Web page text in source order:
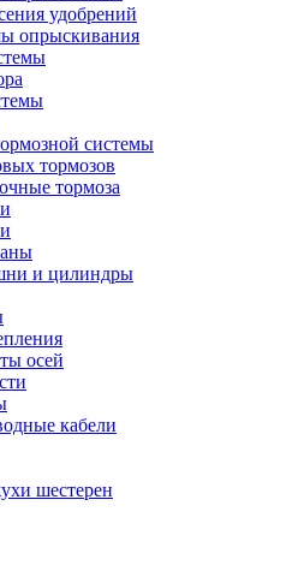
удобрений
опрыскивания
системы
тормозов
тормоза
и цилиндры
осей
кабели
шестерен